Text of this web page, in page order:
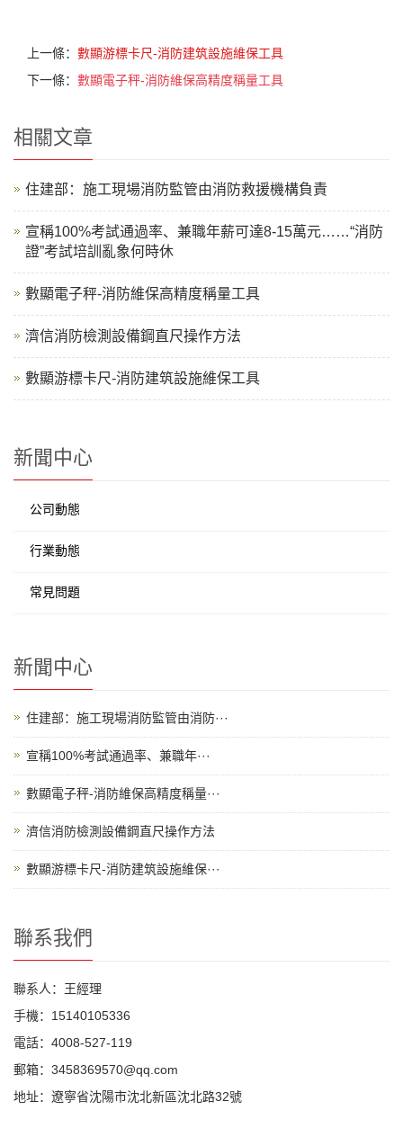
上一條： 數顯游標卡尺-消防建筑設施維保工具
下一條： 數顯電子秤-消防維保高精度稱量工具
相關文章
住建部：施工現場消防監管由消防救援機構負責
宣稱100%考試通過率、兼職年薪可達8-15萬元……“消防
證”考試培訓亂象何時休
數顯電子秤-消防維保高精度稱量工具
濟信消防檢測設備鋼直尺操作方法
數顯游標卡尺-消防建筑設施維保工具
新聞中心
公司動態
行業動態
常見問題
新聞中心
住建部：施工現場消防監管由消防···
宣稱100%考試通過率、兼職年···
數顯電子秤-消防維保高精度稱量···
濟信消防檢測設備鋼直尺操作方法
數顯游標卡尺-消防建筑設施維保···
聯系我們
聯系人：王經理
手機：15140105336
電話：4008-527-119
郵箱：3458369570@qq.com
地址：遼寧省沈陽市沈北新區沈北路32號